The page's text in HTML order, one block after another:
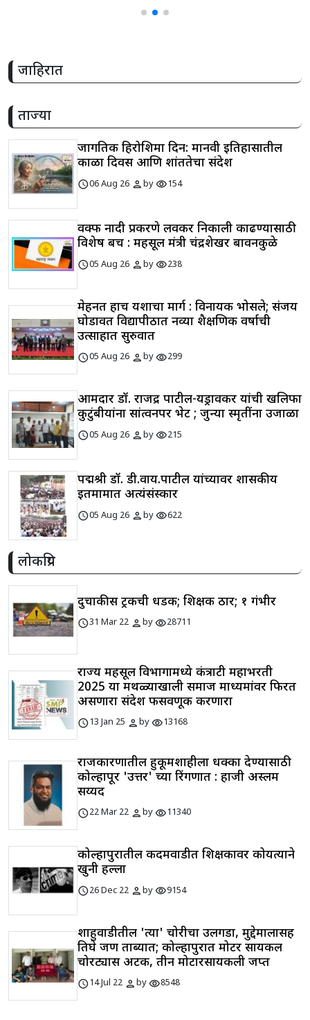
जाहिरात
ताज्या
जागतिक हिरोशिमा दिन: मानवी इतिहासातील
काळा दिवस आणि शांततेचा संदेश
schedule06 Aug 26 personbyvisibility154
वक्फ नोंदी प्रकरणे लवकर निकाली काढण्यासाठी
विशेष बेंच : महसूल मंत्री चंद्रशेखर बावनकुळे
schedule05 Aug 26 personbyvisibility238
मेहनत हाच यशाचा मार्ग : विनायक भोसले; संजय
घोडावत विद्यापीठात नव्या शैक्षणिक वर्षाची
उत्साहात सुरुवात
schedule05 Aug 26 personbyvisibility299
आमदार डॉ. राजेंद्र पाटील-यड्रावकर यांची खलिफा
कुटुंबीयांना सांत्वनपर भेट ; जुन्या स्मृतींना उजाळा
schedule05 Aug 26 personbyvisibility215
पद्मश्री डॉ. डी.वाय.पाटील यांच्यावर शासकीय
इतमामात अत्यंसंस्कार
schedule05 Aug 26 personbyvisibility622
लोकप्रिय
दुचाकीस ट्रकची धडक; शिक्षक ठार; १ गंभीर
schedule31 Mar 22 personbyvisibility28711
राज्य महसूल विभागामध्ये कंत्राटी महाभरती
2025 या मथळ्याखाली समाज माध्यमांवर फिरत
असणारा संदेश फसवणूक करणारा
schedule13 Jan 25 personbyvisibility13168
राजकारणातील हुकूमशाहीला धक्का देण्यासाठी
कोल्हापूर 'उत्तर' च्या रिंगणात : हाजी अस्लम
सय्यद
schedule22 Mar 22 personbyvisibility11340
कोल्हापुरातील कदमवाडीत शिक्षकावर कोयत्याने
खुनी हल्ला
schedule26 Dec 22 personbyvisibility9154
शाहुवाडीतील 'त्या' चोरीचा उलगडा, मुद्देमालासह
तिघे जण ताब्यात; कोल्हापुरात मोटर सायकल
चोरट्यास अटक, तीन मोटारसायकली जप्त
schedule14 Jul 22 personbyvisibility8548